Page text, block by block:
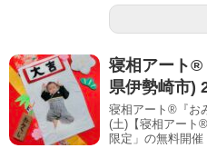
寝相アート®︎
県伊勢崎市)
寝相アート®『お
(土)【寝相アート
限定」の無料開催